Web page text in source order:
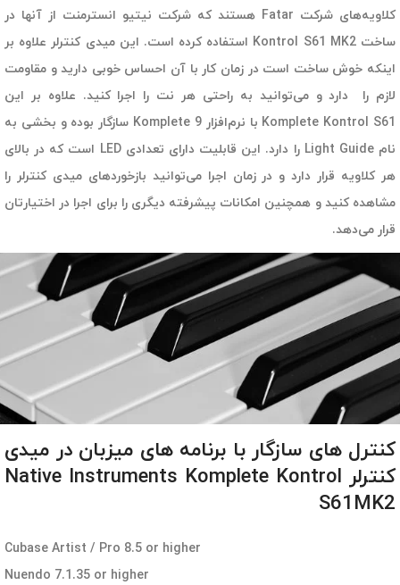
کلاویه‌های شرکت Fatar هستند که شرکت نیتیو انسترمنت از آنها در
ساخت Kontrol S61 MK2 استفاده کرده است. این میدی کنترلر علاوه بر
اینکه خوش ساخت است در زمان کار با آن احساس خوبی دارید و مقاومت
لازم را دارد و می‌توانید به راحتی هر نت را اجرا کنید. علاوه بر این
Komplete Kontrol S61 با نرم‌افزار Komplete 9 سازگار بوده و بخشی به
نام Light Guide را دارد. این قابلیت دارای تعدادی LED است که در بالای
هر کلاویه قرار دارد و در زمان اجرا می‌توانید بازخوردهای میدی کنترلر را
مشاهده کنید و همچنین امکانات پیشرفته دیگری را برای اجرا در اختیارتان
قرار می‌دهد.
کنترل های سازگار با برنامه های میزبان در میدی
کنترلر Native Instruments Komplete Kontrol
S61MK2
Cubase Artist / Pro 8.5 or higher
Nuendo 7.1.35 or higher